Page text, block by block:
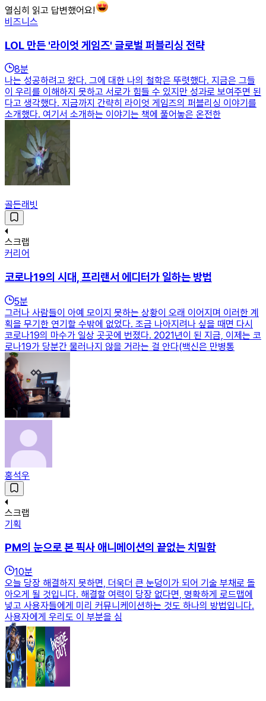
열심히 읽고 답변했어요!
비즈니스
LOL 만든 '라이엇 게임즈' 글로벌 퍼블리싱 전략
8분
나는 성공하려고 왔다. 그에 대한 나의 철학은 뚜렷했다. 지금은 그들
이 우리를 이해하지 못하고 서로가 힘들 수 있지만 성과로 보여주면 된
다고 생각했다. 지금까지 간략히 라이엇 게임즈의 퍼블리싱 이야기를
소개했다. 여기서 소개하는 이야기는 책에 풀어놓은 온전한
골든래빗
스크랩
커리어
코로나19의 시대, 프리랜서 에디터가 일하는 방법
5분
그러나 사람들이 아예 모이지 못하는 상황이 오래 이어지며 이러한 계
획을 무기한 연기할 수밖에 없었다. 조금 나아지려나 싶을 때면 다시
코로나19의 마수가 일상 곳곳에 번졌다. 2021년이 된 지금, 이제는 코
로나19가 당분간 물러나지 않을 거라는 걸 안다(백신은 만병통
홍석우
스크랩
기획
PM의 눈으로 본 픽사 애니메이션의 끝없는 치밀함
10분
오늘 당장 해결하지 못하면, 더욱더 큰 눈덩이가 되어 기술 부채로 돌
아오게 될 것입니다. 해결할 여력이 당장 없다면, 명확하게 로드맵에
넣고 사용자들에게 미리 커뮤니케이션하는 것도 하나의 방법입니다.
사용자에게 우리도 이 부분을 심